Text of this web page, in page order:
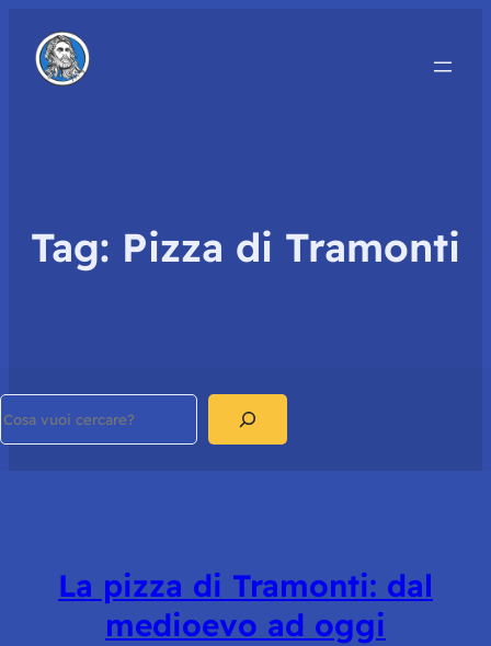
Tag: Pizza di Tramonti
La pizza di Tramonti: dal
medioevo ad oggi